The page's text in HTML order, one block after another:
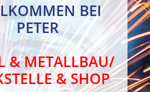
BEI
PETER
& METALLBAU/
& SHOP